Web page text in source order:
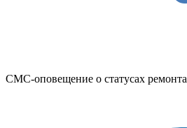
СМС-оповещение о статусах ремонта